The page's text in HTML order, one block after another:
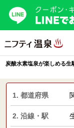
炭酸水素塩泉が楽しめる
1. 都道府県
2. 沿線・駅